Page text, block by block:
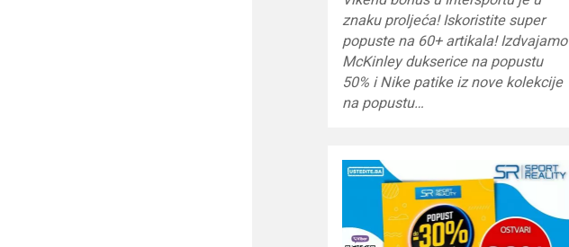
znaku proljeća! Iskoristite super
popuste na 60+ artikala! Izdvajamo
McKinley dukserice na popustu
50% i Nike patike iz nove kolekcije
na popustu…